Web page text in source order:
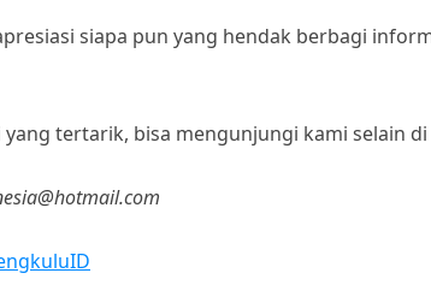
y
k
gl
a
n
sl
at
e
siapa pun yang hendak berbagi
tertarik, bisa mengunjungi kami selain